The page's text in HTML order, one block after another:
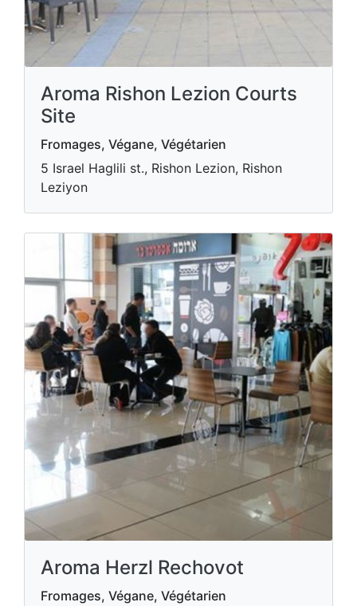
Aroma Rishon Lezion Courts
Site
Fromages, Végane, Végétarien
5 Israel Haglili st., Rishon Lezion, Rishon
Leziyon
Aroma Herzl Rechovot
Fromages, Végane, Végétarien